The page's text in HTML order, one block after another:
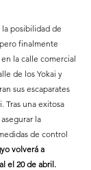
la posibilidad de
finalmente
la calle comercial
de los Yokai y
sus escaparates
Tras una exitosa
la
de control
volverá a
el 20 de abril.